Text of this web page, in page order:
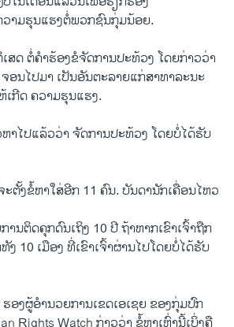
າມ​ຮຸນ​ແຮງ​ຕໍ່​ພວກຊົນກຸ່ມນ້ອຍ.
ສດ ຕໍ່​ຄໍາ​ຮ້ອງ​ຂໍ​ຈັດການ​ປະ​ທ້ວງ ​ໂດຍ​ກ່າວ​ວ່າ
ນ​ໄປມາ ​ເປັນ​ອັນ​ຕະລາຍ​ແກ່​ສາທາລະນະ
ເກີດ ຄວາມ​ຮຸນ​ແຮງ.
າ​ໄປ​ແລ້ວ​ວ່າ ຈັດການ​ປະ​ທ້ວງ ​ໂດຍບໍ່ໄດ້​ຮັບ​
ຕັ້ງຂໍ້​ຫາ​ໃສ່​ອີກ 11 ຄົນ. ບັນດາ​ນັກ​ເຄື່ອນ​ໄຫວ
ນ​ຕິດ​ຄຸກດົນ​ເຖິງ 10 ປີ ຖ້າ​ຫາກ​ເຂົາ​ເຈົ້າຖືກ​
10 ເມືອງ ທີ່​ເຂົາ​ເຈົ້າຜ່ານ​ໄປ​ໂດຍບໍ່​ໄດ້​ຮັບ​
ອງຜູ້ອຳນວຍການ​ເຂດ​ເອ​ເຊຍ​ ຂອງກຸ່ມ​ປົກ​